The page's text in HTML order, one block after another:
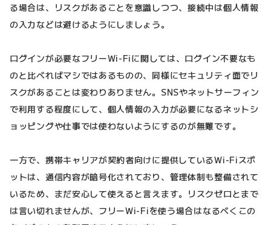
る場合は、リスクがあることを意識しつつ、接続中は個人情報
の入力などは避けるようにしましょう。
ログインが必要なフリーWi-Fiに関しては、ログイン不要なも
のと比べればマシではあるものの、同様にセキュリティ面でリ
スクがあることは変わりありません。SNSやネットサーフィン
で利用する程度にして、個人情報の入力が必要になるネットシ
ョッピングや仕事では使わないようにするのが無難です。
一方で、携帯キャリアが契約者向けに提供しているWi-Fiスポ
ットは、通信内容が暗号化されており、管理体制も整備されて
いるため、まだ安心して使えると言えます。リスクゼロとまで
は言い切れませんが、フリーWi-Fiを使う場合はなるべくこの